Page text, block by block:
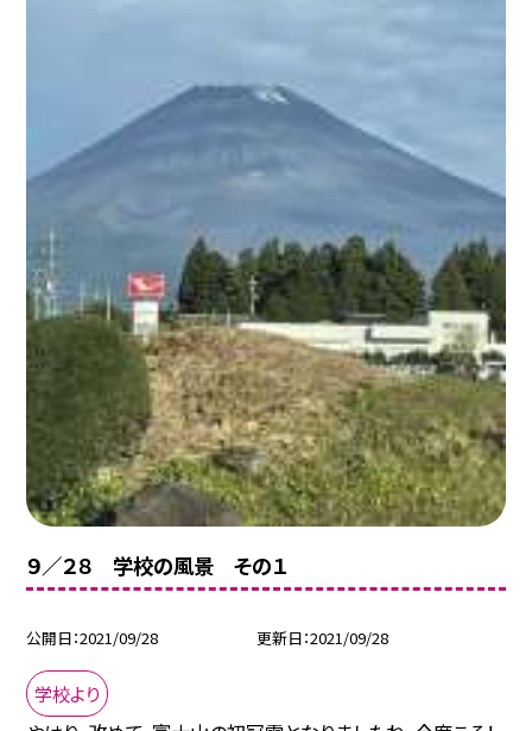
９／２８ 学校の風景 その１
公開日 2021/09/28 更新日 2021/09/28
学校より